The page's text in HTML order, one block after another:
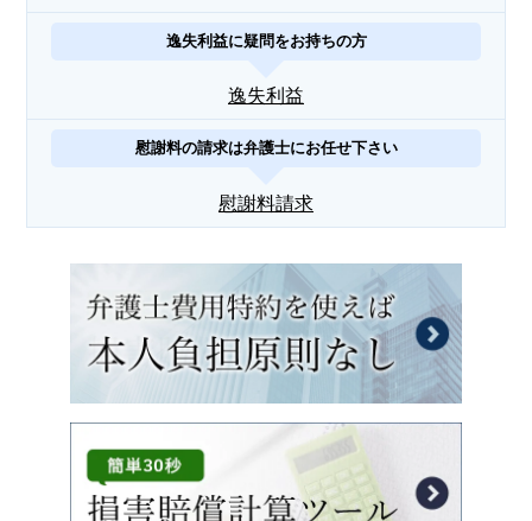
逸失利益に疑問をお持ちの方
逸失利益
慰謝料の請求は弁護士にお任せ下さい
慰謝料請求